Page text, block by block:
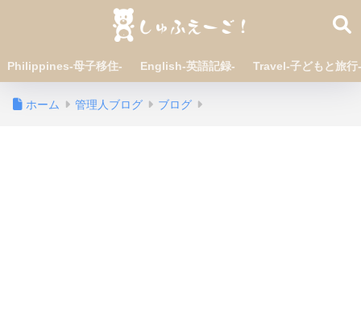
Philippines-母子移住- English-英語記録- Travel-子どもと旅行-
ホーム 管理人ブログ ブログ